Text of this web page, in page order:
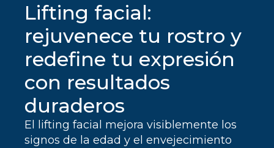
Lifting facial:
rejuvenece tu rostro y
redefine tu expresión
con resultados
duraderos
El lifting facial mejora visiblemente los
signos de la edad y el envejecimiento